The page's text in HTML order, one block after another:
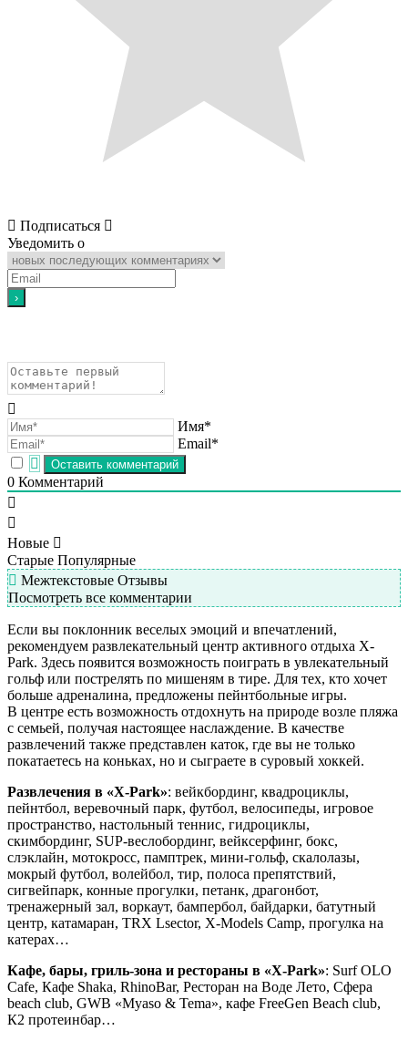
Подписаться
Уведомить о
Имя*
Email*
0 Комментарий
Новые
Старые Популярные
Межтекстовые Отзывы
Посмотреть все комментарии
Если вы поклонник веселых эмоций и впечатлений,
рекомендуем развлекательный центр активного отдыха X-
Park. Здесь появится возможность поиграть в увлекательный
гольф или пострелять по мишеням в тире. Для тех, кто хочет
больше адреналина, предложены пейнтбольные игры.
В центре есть возможность отдохнуть на природе возле пляжа
с семьей, получая настоящее наслаждение. В качестве
развлечений также представлен каток, где вы не только
покатаетесь на коньках, но и сыграете в суровый хоккей.
Развлечения в «X-Park»: вейкбординг, квадроциклы,
пейнтбол, веревочный парк, футбол, велосипеды, игровое
пространство, настольный теннис, гидроциклы,
скимбординг, SUP-веслобординг, вейксерфинг, бокс,
слэклайн, мотокросс, памптрек, мини-гольф, скалолазы,
мокрый футбол, волейбол, тир, полоса препятствий,
сигвейпарк, конные прогулки, петанк, драгонбот,
тренажерный зал, воркаут, бампербол, байдарки, батутный
центр, катамаран, TRX Lsector, X-Models Camp, прогулка на
катерах…
Кафе, бары, гриль-зона и рестораны в «X-Park»: Surf OLO
Cafe, Кафе Shaka, RhinoBar, Ресторан на Воде Лето, Cфера
beach club, GWB «Myaso & Tema», кафе FreeGen Beach club,
К2 протеинбар…